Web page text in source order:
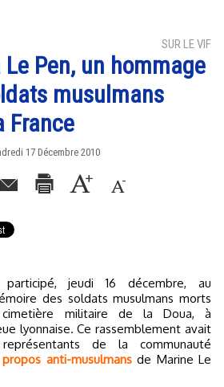
SUR LE VIF
Le Pen, un hommage
musulmans
France
17 Décembre 2010
des soldats musulmans morts
militaire de la Doua, à
lyonnaise. Ce rassemblement avait
de la communauté
propos anti-musulmansde Marine Le